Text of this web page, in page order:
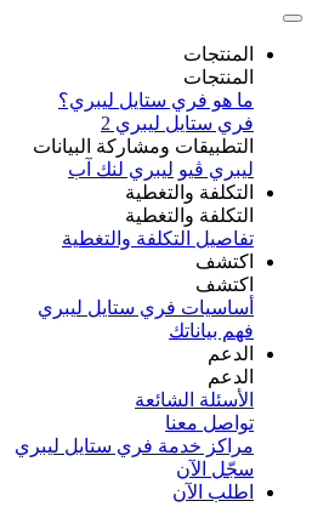
المنتجات
المنتجات
ما هو فري ستايل ليبري؟
فري ستايل ليبري 2
التطبيقات ومشاركة البيانات
ليبري ڤيو ليبري لنك آب
التكلفة والتغطية
التكلفة والتغطية
تفاصيل التكلفة والتغطية
اكتشف​
اكتشف​
أساسيات فري ستايل ليبري
فهم بياناتك
الدعم
الدعم
الأسئلة الشائعة
تواصل معنا
مراكز خدمة فري ستايل ليبري
سجّل الآن​
اطلب الآن